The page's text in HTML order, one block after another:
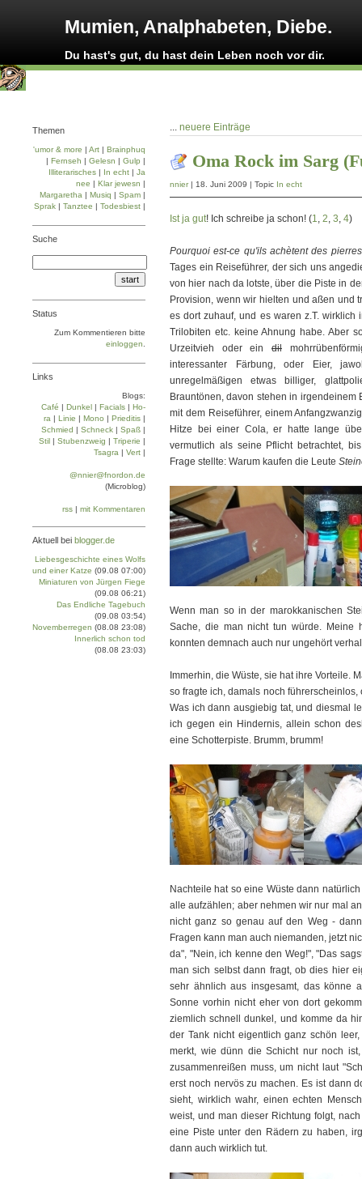
Mumien, Analphabeten, Diebe.
Du hast's gut, du hast dein Leben noch vor dir.
... neuere Einträge
Oma Rock im Sarg
nnier| 18. Juni 2009 | Topic In echt
Ist ja gut! Ich schreibe ja schon! (1, 2, 3, 4)
Pourquoi est-ce qu'ils achètent des
Tages ein Reiseführer, der sich uns
von hier nach da lotste, über die Piste in
Provision, wenn wir hielten und aßen und
es dort zuhauf, und es waren z.T. wirklich
Trilobiten etc. keine Ahnung habe. Aber
Urzeitvieh oder ein dil
interessanter Färbung, oder Eier,
unregelmäßigen etwas billiger,
Brauntönen, davon stehen in
mit dem Reiseführer, einem
Hitze bei einer Cola, er hatte lange
vermutlich als seine Pflicht betrachtet,
Frage stellte: Warum kaufen die Leute
Wenn man so in der marokkanischen
Sache, die man nicht tun würde. Meine
konnten demnach auch nur ungehört
Immerhin, die Wüste, sie hat ihre Vorteile.
so fragte ich, damals noch
Was ich dann ausgiebig tat, und diesmal
ich gegen ein Hindernis, allein schon
eine Schotterpiste. Brumm, brumm!
Nachteile hat so eine Wüste dann
alle aufzählen; aber nehmen wir nur mal
nicht ganz so genau auf den Weg -
Fragen kann man auch niemanden, jetzt
da", "Nein, ich kenne den Weg!", "Das
man sich selbst dann fragt, ob dies hier
sehr ähnlich aus insgesamt, das könne
Sonne vorhin nicht eher von dort
ziemlich schnell dunkel, und komme da
der Tank nicht eigentlich ganz schön
merkt, wie dünn die Schicht nur noch
zusammenreißen muss, um nicht laut
erst noch nervös zu machen. Es ist dann
sieht, wirklich wahr, einen echten
weist, und man dieser Richtung folgt,
eine Piste unter den Rädern zu haben,
dann auch wirklich tut.
Themen
'umor & more | Art | Brainphuq
| Fernseh | Gelesn | Gulp |
Illiterarisches | In echt | Ja
nee | Klar jewesn |
Margaretha | Musiq | Spam |
Sprak | Tanztee | Todesbiest |
Suche
Status
Zum Kommentieren bitte
einloggen
Links
Blogs:
Café | Dun­kel | Facials | Ho­
ra | Linie | Mo­no | Prie­di­tis |
Schmied | Schneck | Spaß |
Stil | Stu­ben­zweig | Tri­pe­rie |
Tsa­gra | Vert |
@nnier@fnordon.de
(Microblog)
rss | mit Kommentaren
Aktuell bei blogger.de
Liebesgeschichte eines Wolfs
und einer Katze (09.08 07:00)
Miniaturen von Jürgen Fiege
(09.08 06:21)
Das Endliche Tagebuch
(09.08 03:54)
Novemberregen (08.08 23:08)
Innerlich schon tod
(08.08 23:03)